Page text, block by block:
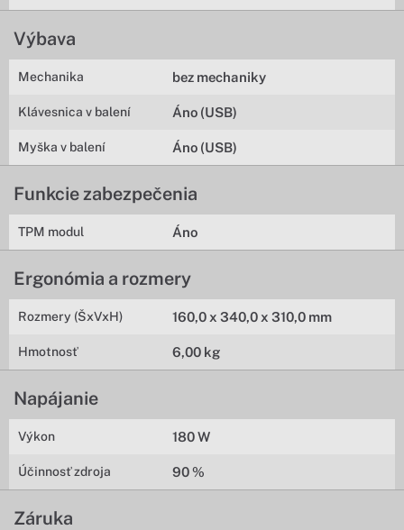
Výbava
Mechanika bez mechaniky
Klávesnica v balení Áno (USB)
Myška v balení Áno (USB)
Funkcie zabezpečenia
TPM modul Áno
Ergonómia a rozmery
Rozmery (ŠxVxH) 160,0 x 340,0 x 310,0 mm
Hmotnosť 6,00 kg
Napájanie
Výkon 180 W
Účinnosť zdroja 90 %
Záruka